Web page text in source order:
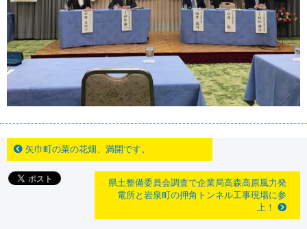
矢巾町の菜の花畑、満開です。
県土整備委員会調査で企業局高森高原風力発
電所と岩泉町の押角トンネル工事現場に参
上！